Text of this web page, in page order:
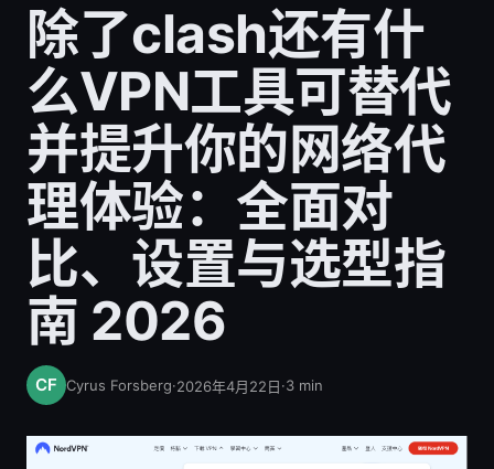
除了clash还有什
么VPN工具可替代
并提升你的网络代
理体验：全面对
比、设置与选型指
南 2026
Cyrus Forsberg·2026年4月22日·3 min